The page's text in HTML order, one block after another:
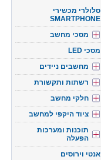
סלולרי מכשירי
SMARTPHONE
מסכי מחשב
מסכי LED
מחשבים ניידים
רשתות ותקשורת
חלקי מחשב
ציוד היקפי למחשב
תוכנות ומערכות
הפעלה
אנטי וירוסים